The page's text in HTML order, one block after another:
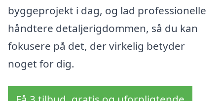
byggeprojekt i dag, og lad professionelle
håndtere detaljerigdommen, så du kan
fokusere på det, der virkelig betyder
noget for dig.